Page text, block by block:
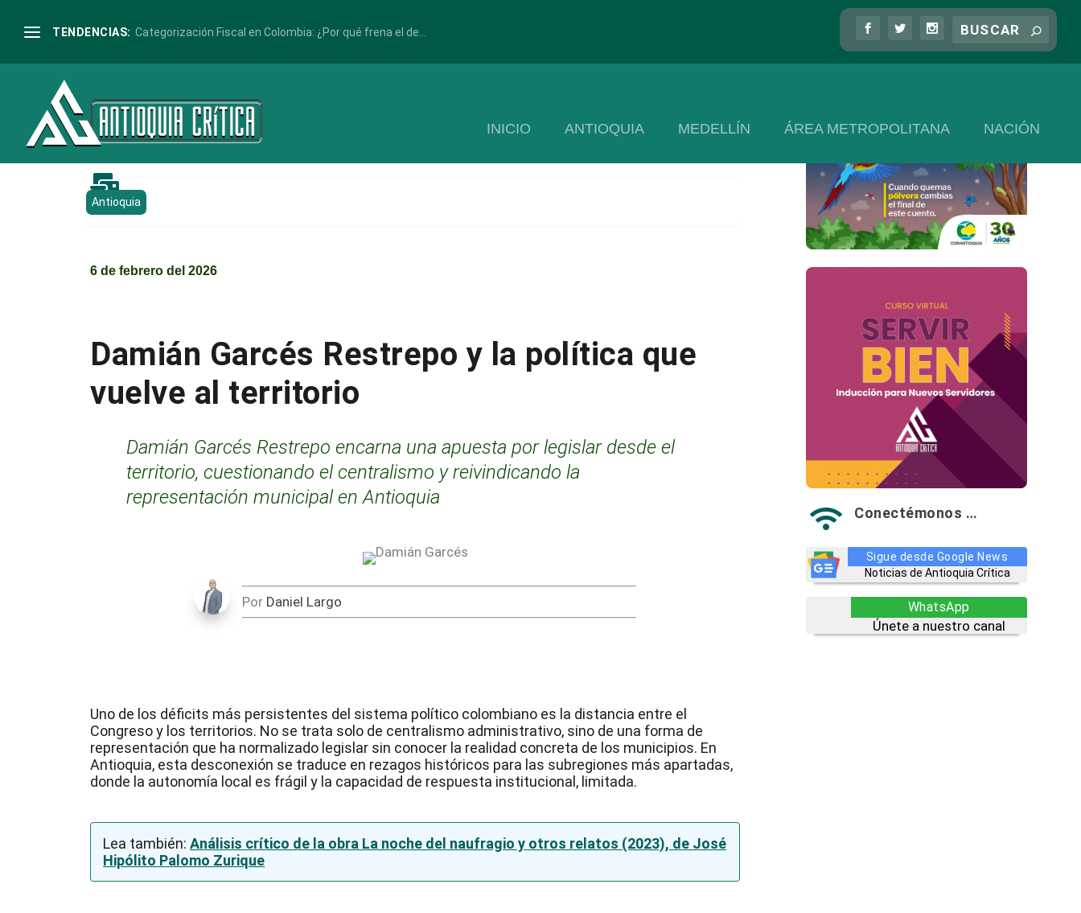
TENDENCIAS: Categorización Fiscal en Colombia: ¿Por qué frena el de...
INICIO ANTIOQUIA MEDELLÍN ÁREA METROPOLITANA NACIÓN

Antioquia
6 de febrero del 2026
Damián Garcés Restrepo y la política que
vuelve al territorio
Damián Garcés Restrepo encarna una apuesta por legislar desde el
territorio, cuestionando el centralismo y reivindicando la
representación municipal en Antioquia
Por Daniel Largo
Uno de los déficits más persistentes del sistema político colombiano es la distancia entre el
Congreso y los territorios. No se trata solo de centralismo administrativo, sino de una forma de
representación que ha normalizado legislar sin conocer la realidad concreta de los municipios. En
Antioquia, esta desconexión se traduce en rezagos históricos para las subregiones más apartadas,
donde la autonomía local es frágil y la capacidad de respuesta institucional, limitada.
Lea también:Análisis crítico de la obra La noche del naufragio y otros relatos (2023), de José
Hipólito Palomo Zurique
 Conectémonos …
Sigue desde Google News
Noticias de Antioquia Crítica
WhatsApp
Únete a nuestro canal